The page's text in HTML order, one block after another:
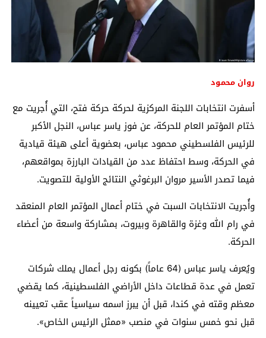
روان محمود
أسفرت انتخابات اللجنة المركزية لحركة حركة فتح، التي أُجريت مع
ختام المؤتمر العام للحركة، عن فوز ياسر عباس، النجل الأكبر
للرئيس الفلسطيني محمود عباس، بعضوية أعلى هيئة قيادية
في الحركة، وسط احتفاظ عدد من القيادات البارزة بمواقعهم،
فيما تصدر الأسير مروان البرغوثي النتائج الأولية للتصويت.
وأُجريت الانتخابات السبت في ختام أعمال المؤتمر العام المنعقد
في رام الله وغزة والقاهرة وبيروت، بمشاركة واسعة من أعضاء
الحركة.
ويُعرف ياسر عباس (64 عاماً) بكونه رجل أعمال يملك شركات
تعمل في عدة قطاعات داخل الأراضي الفلسطينية، كما يقضي
معظم وقته في كندا، قبل أن يبرز اسمه سياسياً عقب تعيينه
قبل نحو خمس سنوات في منصب «ممثل الرئيس الخاص».